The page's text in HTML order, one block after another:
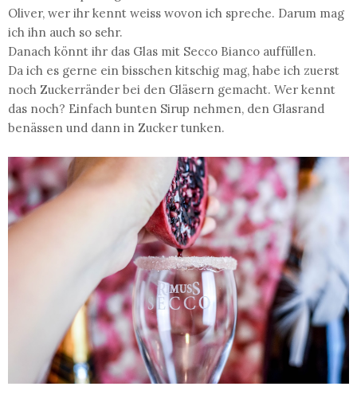
Oliver, wer ihr kennt weiss wovon ich spreche. Darum mag
ich ihn auch so sehr.
Danach könnt ihr das Glas mit Secco Bianco auffüllen.
Da ich es gerne ein bisschen kitschig mag, habe ich zuerst
noch Zuckerränder bei den Gläsern gemacht. Wer kennt
das noch? Einfach bunten Sirup nehmen, den Glasrand
benässen und dann in Zucker tunken.